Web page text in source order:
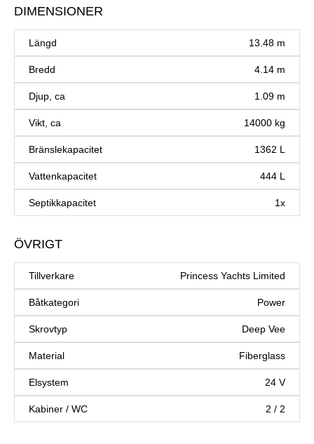
DIMENSIONER
Längd 13.48 m
Bredd 4.14 m
Djup, ca 1.09 m
Vikt, ca 14000 kg
Bränslekapacitet 1362 L
Vattenkapacitet 444 L
Septikkapacitet 1x
ÖVRIGT
Tillverkare Princess Yachts Limited
Båtkategori Power
Skrovtyp Deep Vee
Material Fiberglass
Elsystem 24 V
Kabiner / WC 2 / 2